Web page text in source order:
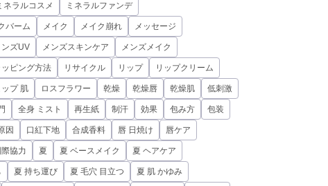
ネラルコスメ ミネラルファンデ
バーム メイク メイク崩れ メッセージ
ンズUV メンズスキンケア メンズメイク
ッピング方法 リサイクル リップ リップクリーム
プ 肌 ロスフラワー 乾燥 乾燥唇 乾燥肌 低刺激
全身 ミスト 再生紙 制汗 効果 包み方 包装
因 口紅下地 合成香料 唇 日焼け 唇ケア
際協力 夏 夏 ベースメイク 夏 ヘアケア
夏 持ち運び 夏 毛穴 目立つ 夏 肌 かゆみ